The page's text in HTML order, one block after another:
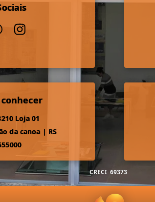
Loja 01
da canoa | RS
CRECI 69373